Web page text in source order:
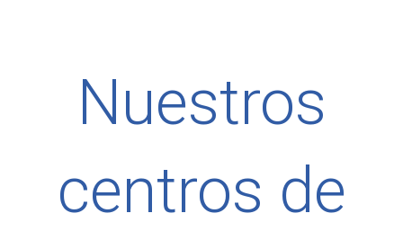
Nuestros
centros de